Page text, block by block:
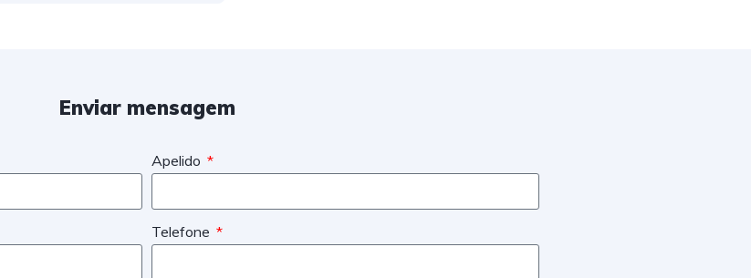
Enviar mensagem
Apelido
Telefone